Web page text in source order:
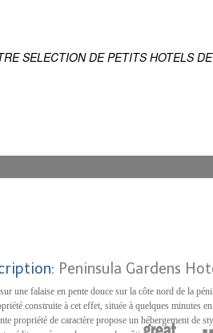
DU MONDE
SELECTION DE PETITS HOTELS
Peninsula Gardens
une falaise en pente douce sur la côte nord de la
construite à cet effet, située à quelques minutes
propriété de caractère propose un hébergement de